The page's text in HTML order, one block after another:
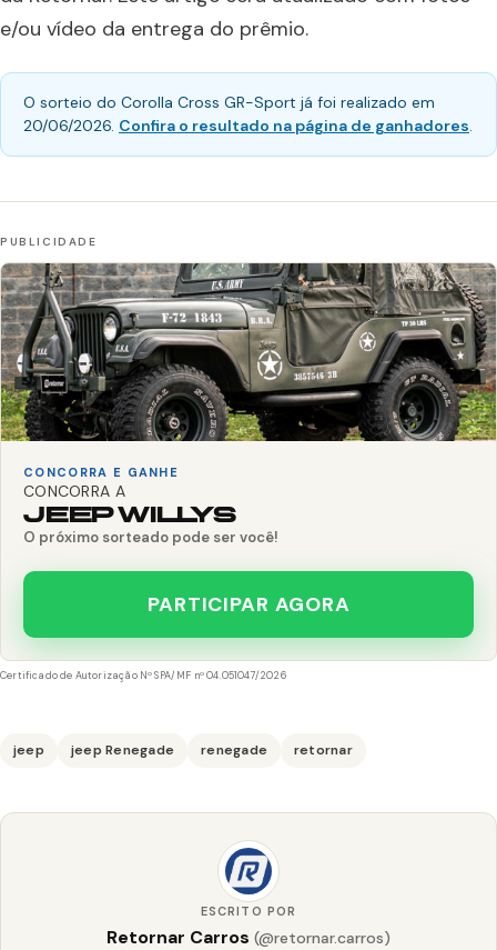
e/ou vídeo da entrega do prêmio.
O sorteio do Corolla Cross GR-Sport já foi realizado em
20/06/2026. Confira o resultado na página de ganhadores.
CONCORRA E GANHE
CONCORRA A
JEEP WILLYS
O próximo sorteado pode ser você!
PARTICIPAR AGORA
Certificado de Autorização Nº SPA/MF nº 04.051047/2026
jeep jeep Renegade renegade retornar
ESCRITO POR
Retornar Carros (@retornar.carros)